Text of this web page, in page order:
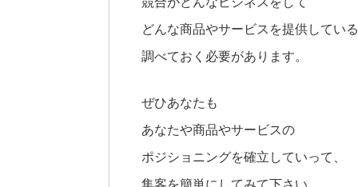
どんな商品やサービスを提供してい
調べておく必要があります。
ぜひあなたも
あなたや商品やサービスの
ポジショニングを確立していって、
集客を簡単にしてみて下さい。